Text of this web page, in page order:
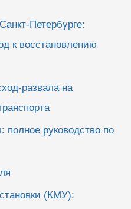
Петербурге:
к восстановлению
развала на
полное руководство по
(КМУ):